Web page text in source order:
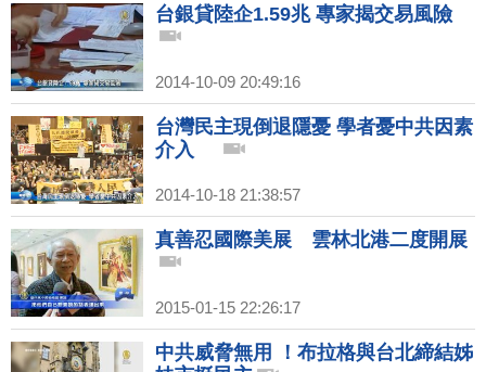
台銀貸陸企1.59兆 專家揭交易風險
2014-10-09 20:49:16
台灣民主現倒退隱憂 學者憂中共因素
介入
2014-10-18 21:38:57
真善忍國際美展 雲林北港二度開展
2015-01-15 22:26:17
中共威脅無用 ！布拉格與台北締結姊